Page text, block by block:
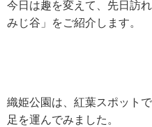
今日は趣を変えて、先日訪
みじ谷」をご紹介します。
織姫公園は、紅葉スポット
足を運んでみました。